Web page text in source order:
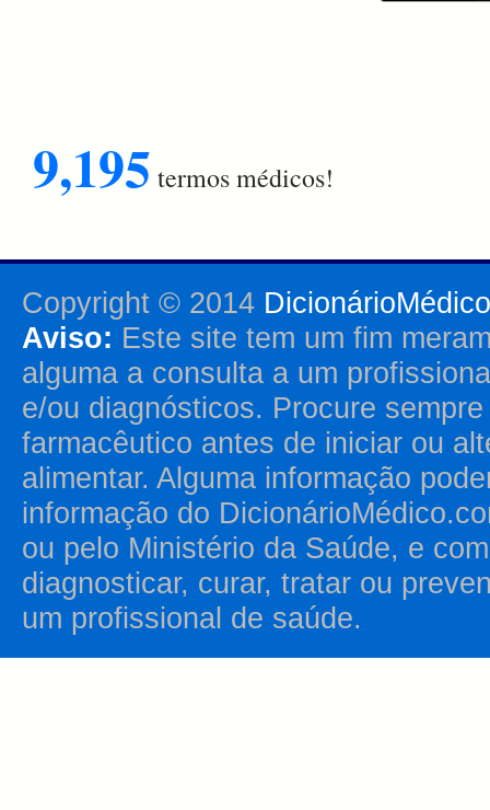
9,195 termos médicos!
Copyright © 2014
Aviso: Este site tem um fim
alguma a consulta a um
e/ou diagnósticos. Procure
farmacêutico antes de iniciar ou
alimentar. Alguma informação
informação do
ou pelo Ministério da Saúde, e
diagnosticar, curar, tratar ou
um profissional de saúde.